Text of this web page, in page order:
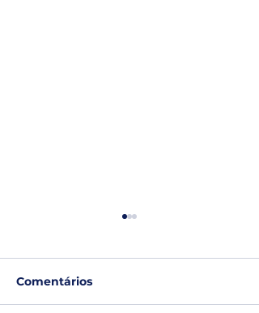
Comentários